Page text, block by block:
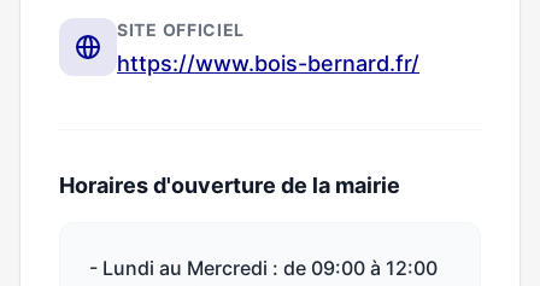
SITE OFFICIEL
https://www.bois-bernard.fr/
Horaires d'ouverture de la mairie
- Lundi au Mercredi : de 09:00 à 12:00